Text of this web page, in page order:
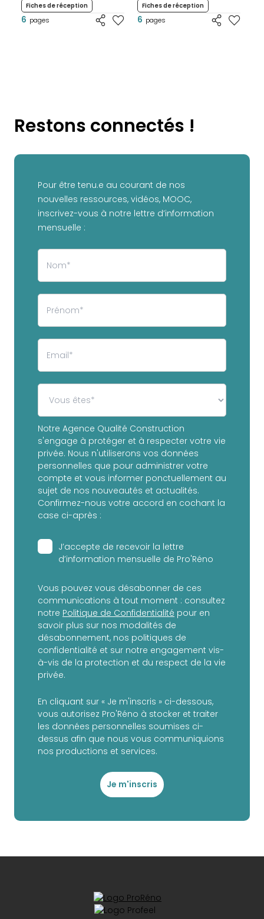
Fiches de réception
6 pages
Fiches de réception
6 pages
Restons connectés !
Pour être tenu.e au courant de nos
nouvelles ressources, vidéos, MOOC,
inscrivez-vous à notre lettre d’information
mensuelle :
Notre Agence Qualité Construction
s'engage à protéger et à respecter votre vie
privée. Nous n'utiliserons vos données
personnelles que pour administrer votre
compte et vous informer ponctuellement au
sujet de nos nouveautés et actualités.
Confirmez-nous votre accord en cochant la
case ci-après :
J’accepte de recevoir la lettre
d’information mensuelle de Pro'Réno
Vous pouvez vous désabonner de ces
communications à tout moment : consultez
notre Politique de Confidentialité pour en
savoir plus sur nos modalités de
désabonnement, nos politiques de
confidentialité et sur notre engagement vis-
à-vis de la protection et du respect de la vie
privée.
En cliquant sur « Je m'inscris » ci-dessous,
vous autorisez Pro'Réno à stocker et traiter
les données personnelles soumises ci-
dessus afin que nous vous communiquions
nos productions et services.
Je m'inscris